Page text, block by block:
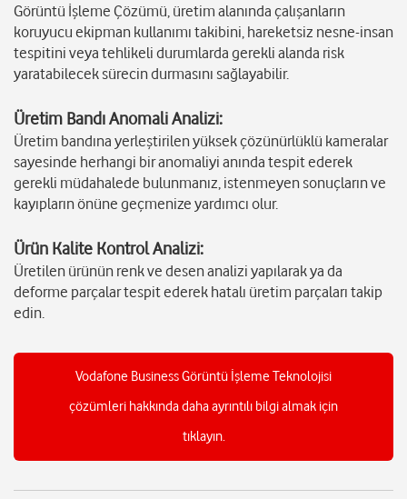
Görüntü İşleme Çözümü, üretim alanında çalışanların
koruyucu ekipman kullanımı takibini, hareketsiz nesne-insan
tespitini veya tehlikeli durumlarda gerekli alanda risk
yaratabilecek sürecin durmasını sağlayabilir.
Üretim Bandı Anomali Analizi:
Üretim bandına yerleştirilen yüksek çözünürlüklü kameralar
sayesinde herhangi bir anomaliyi anında tespit ederek
gerekli müdahalede bulunmanız, istenmeyen sonuçların ve
kayıpların önüne geçmenize yardımcı olur.
Ürün Kalite Kontrol Analizi:
Üretilen ürünün renk ve desen analizi yapılarak ya da
deforme parçalar tespit ederek hatalı üretim parçaları takip
edin.
Vodafone Business Görüntü İşleme Teknolojisi
çözümleri hakkında daha ayrıntılı bilgi almak için
tıklayın.